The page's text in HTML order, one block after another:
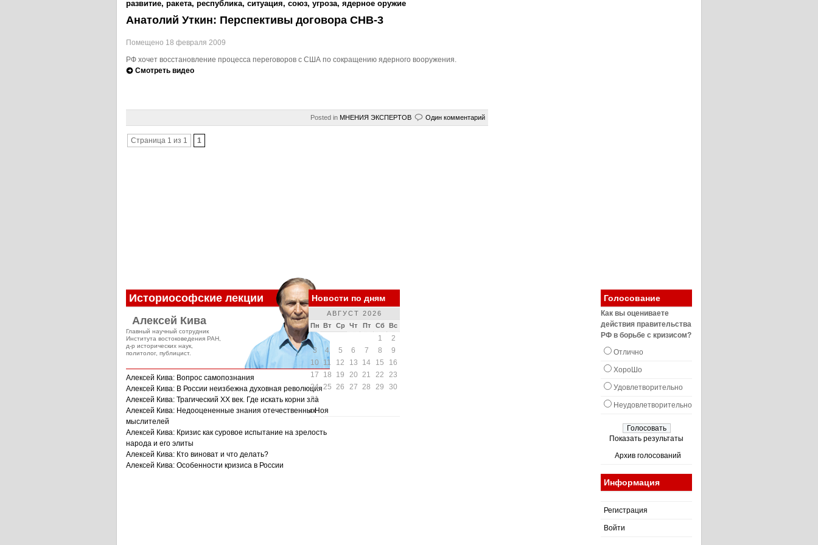
развитие, ракета, республика, ситуация, союз, угроза, ядерное оружие
Анатолий Уткин: Перспективы договора СНВ-3
Помещено 18 февраля 2009
РФ хочет восстановление процесса переговоров с США по сокращению ядерного вооружения.
Смотреть видео
Posted in МНЕНИЯ ЭКСПЕРТОВ Один комментарий
Страница 1 из 1 1
Историософские лекции
Алексей Кива
Главный научный сотрудник
Института востоковедения РАН,
д-р исторических наук,
политолог, публицист.
Алексей Кива: Вопрос самопознания
Алексей Кива: В России неизбежна духовная революция
Алексей Кива: Трагический XX век. Где искать корни зла
Алексей Кива: Недооцененные знания отечественных
мыслителей
Алексей Кива: Кризис как суровое испытание на зрелость
народа и его элиты
Алексей Кива: Кто виноват и что делать?
Алексей Кива: Особенности кризиса в России
Новости по дням
АВГУСТ 2026
Пн Вт Ср Чт Пт Сб Вс
1
2
3
4 5 6 7 8
9
10
11 12 13 14 15
16
17
18 19 20 21 22
23
24 25 26 27 28 29
30
31
« Ноя
Голосование
Как вы оцениваете
действия правительства
РФ в борьбе с кризисом?
Отлично
ХороШо
Удовлетворительно
Неудовлетворительно
Показать результаты
Архив голосований
Информация
Регистрация
Войти